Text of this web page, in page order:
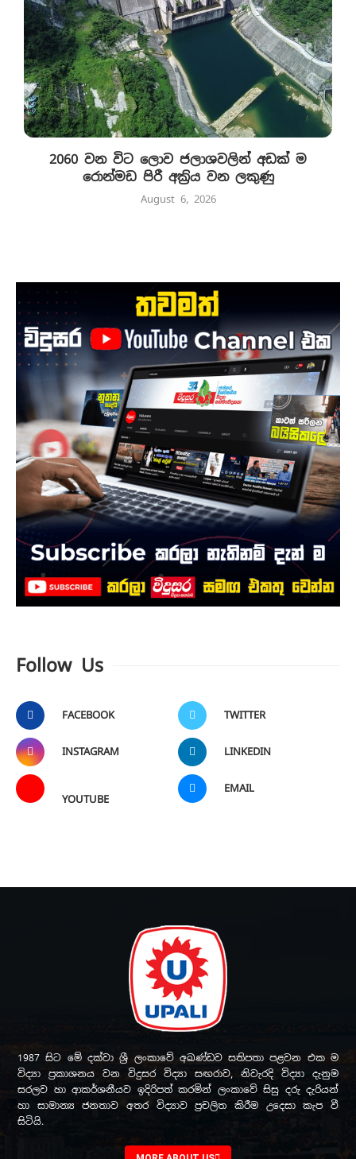
2060 වන විට ලොව ජලාශවලින් අඩක් ම
රොන්මඩ පිරී අක්‍රිය වන ලකුණු
August 6, 2026
Follow Us
FACEBOOK TWITTER
INSTAGRAM LINKEDIN
YOUTUBE
EMAIL
1987 සිට මේ දක්වා ශ්‍රී ලංකාවේ අඛණ්ඩව සතිපතා පළවන එක ම
විද්‍යා ප්‍රකාශනය වන විදුසර විද්‍යා සඟරාව, නිවැරදි විද්‍යා දැනුම
සරලව හා ආකර්ශනීයව ඉදිරිපත් කරමින් ලංකාවේ සිසු දරු දැරියන්
හා සාමාන්‍ය ජනතාව අතර විද්‍යාව ප්‍රචලිත කිරීම උදෙසා කැප වී
සිටියි.